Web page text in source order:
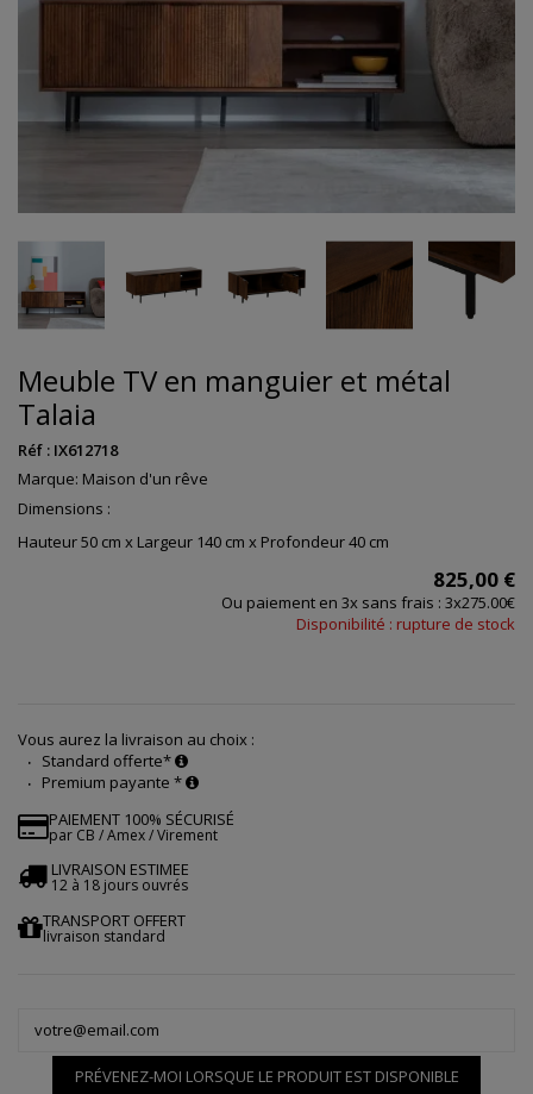
Meuble TV en manguier et métal
Talaia
Réf : IX612718
Marque: Maison d'un rêve
Dimensions :
Hauteur 50 cm x Largeur 140 cm x Profondeur 40 cm
825,00 €
Ou paiement en 3x sans frais : 3x275.00€
Disponibilité : rupture de stock
Vous aurez la livraison au choix :
Standard offerte*
Premium payante *
PAIEMENT 100% SÉCURISÉ
par CB / Amex / Virement
LIVRAISON ESTIMEE
12 à 18 jours ouvrés
TRANSPORT OFFERT
livraison standard
PRÉVENEZ-MOI LORSQUE LE PRODUIT EST DISPONIBLE